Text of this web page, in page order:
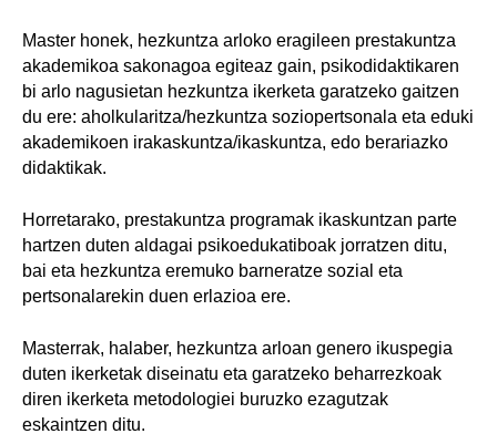
Master honek, hezkuntza arloko eragileen prestakuntza
akademikoa sakonagoa egiteaz gain, psikodidaktikaren
bi arlo nagusietan hezkuntza ikerketa garatzeko gaitzen
du ere: aholkularitza/hezkuntza soziopertsonala eta eduki
akademikoen irakaskuntza/ikaskuntza, edo berariazko
didaktikak.
Horretarako, prestakuntza programak ikaskuntzan parte
hartzen duten aldagai psikoedukatiboak jorratzen ditu,
bai eta hezkuntza eremuko barneratze sozial eta
pertsonalarekin duen erlazioa ere.
Masterrak, halaber, hezkuntza arloan genero ikuspegia
duten ikerketak diseinatu eta garatzeko beharrezkoak
diren ikerketa metodologiei buruzko ezagutzak
eskaintzen ditu.